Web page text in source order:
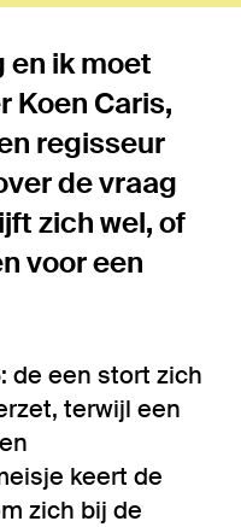
en ik moet
Koen Caris,
regisseur
de vraag
zich wel, of
voor een
de een stort zich
terwijl een
keert de
zich bij de